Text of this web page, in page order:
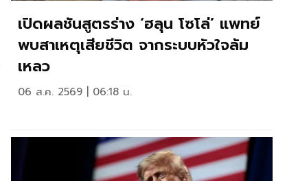
เปิดผลชันสูตรร่าง ‘ฮลุน โซโล่’ แพทย์
พบสาเหตุเสียชีวิต จากระบบหัวใจล้ม
เหลว
06 ส.ค. 2569 | 06:18 น.